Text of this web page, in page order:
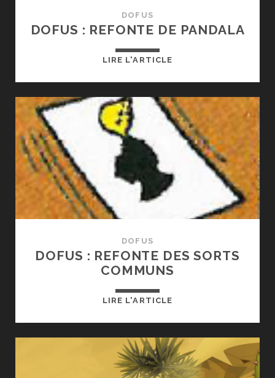
DOFUS
DOFUS : REFONTE DE PANDALA
LIRE L'ARTICLEDOFUS
DE
PANDALA
DOFUS
DOFUS : REFONTE DES SORTS
COMMUNS
LIRE L'ARTICLEDOFUS
DES
SORTS
COMMUNS